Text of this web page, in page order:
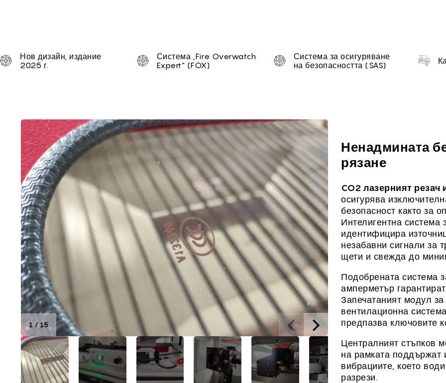
Unique selling proposition
Нов дизайн, издание
2025 г.
Система „Fire Overwatch
Expert“ (FOX)
Система за осигуряване
на безопасността (SAS)
Brief of 1290 Duos LT
1 / 15
Ненадмината
рязане
CO2 лазерният резач
осигурява
безопасност както за
Интелигентна система
идентифицира
незабавни сигнали за
щети и свежда до
Подобрената система
амперметър
Запечатаният модул
вентилационна
предпазва ключовите
Централният стъпков
на рамката поддържат
вибрациите, което
разрези.